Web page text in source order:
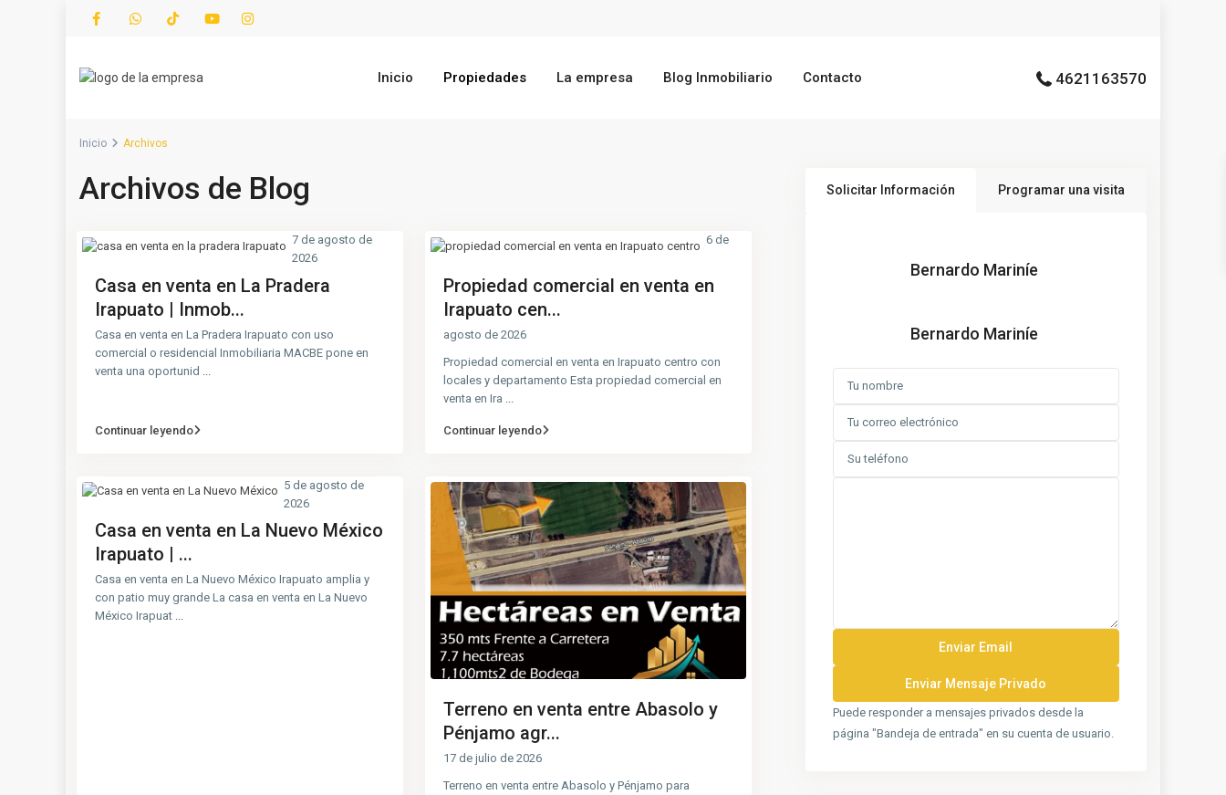
Inicio Propiedades La empresa Blog Inmobiliario Contacto 4621163570
Inicio Archivos
Archivos de Blog
Casa en venta en La Pradera
Irapuato | Inmob...
7 de agosto de
2026
Casa en venta en La Pradera Irapuato con uso
comercial o residencial Inmobiliaria MACBE pone en
venta una oportunid
Continuar leyendo
Propiedad comercial en venta en
Irapuato cen...
6 de
agosto de 2026
Propiedad comercial en venta en Irapuato centro con
locales y departamento Esta propiedad comercial en
venta en Ira
Continuar leyendo
Casa en venta en La Nuevo México
Irapuato | ...
5 de agosto de
2026
Casa en venta en La Nuevo México Irapuato amplia y
con patio muy grande La casa en venta en La Nuevo
México Irapuat ...
Terreno en venta entre Abasolo y
Pénjamo agr...
17 de julio de 2026
Terreno en venta entre Abasolo y Pénjamo para
Solicitar Información Programar una visita
Bernardo Mariníe
Bernardo Mariníe
Puede responder a mensajes privados desde la
página "Bandeja de entrada" en su cuenta de usuario.